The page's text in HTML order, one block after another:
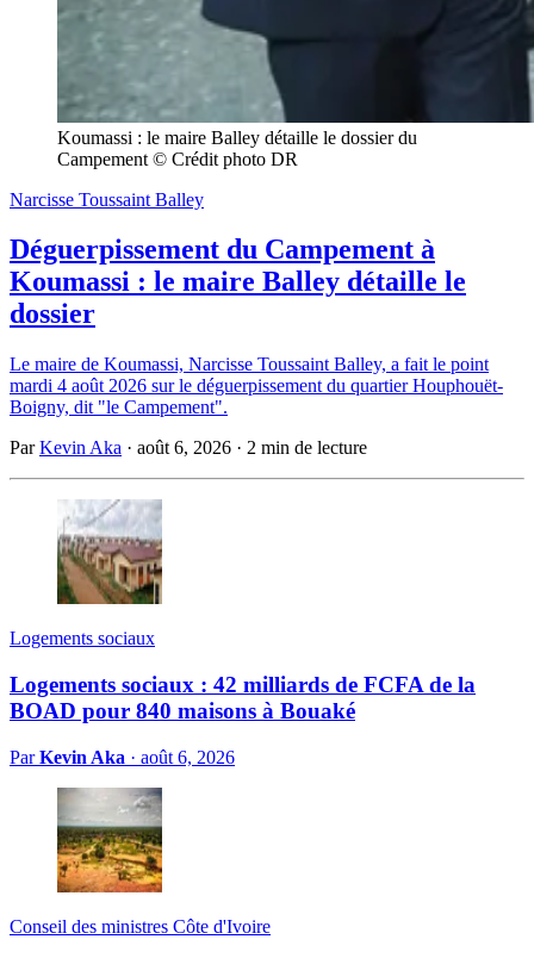
Koumassi : le maire Balley détaille le dossier du
Campement © Crédit photo DR
Narcisse Toussaint Balley
Déguerpissement du Campement à
Koumassi : le maire Balley détaille le
dossier
Le maire de Koumassi, Narcisse Toussaint Balley, a fait le point
mardi 4 août 2026 sur le déguerpissement du quartier Houphouët-
Boigny, dit "le Campement".
ParKevin Aka · août 6, 2026 · 2 min de lecture
Logements sociaux
Logements sociaux : 42 milliards de FCFA de la
BOAD pour 840 maisons à Bouaké
ParKevin Aka · août 6, 2026
Conseil des ministres Côte d'Ivoire